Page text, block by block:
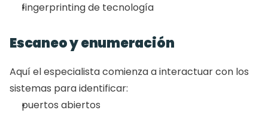
fingerprinting de tecnología
Escaneo y enumeración
Aquí el especialista comienza a interactuar con los
sistemas para identificar:
puertos abiertos